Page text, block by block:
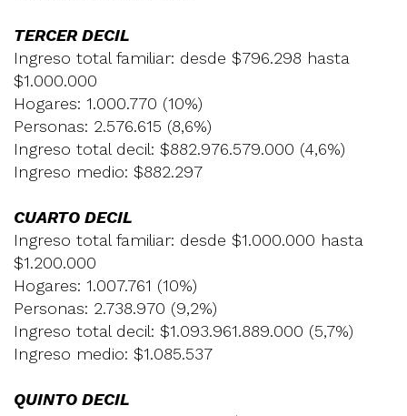
TERCER DECIL
Ingreso total familiar: desde $796.298 hasta
$1.000.000
Hogares: 1.000.770 (10%)
Personas: 2.576.615 (8,6%)
Ingreso total decil: $882.976.579.000 (4,6%)
Ingreso medio: $882.297
CUARTO DECIL
Ingreso total familiar: desde $1.000.000 hasta
$1.200.000
Hogares: 1.007.761 (10%)
Personas: 2.738.970 (9,2%)
Ingreso total decil: $1.093.961.889.000 (5,7%)
Ingreso medio: $1.085.537
QUINTO DECIL